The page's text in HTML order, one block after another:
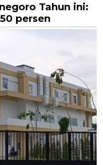
Tahun ini:
persen